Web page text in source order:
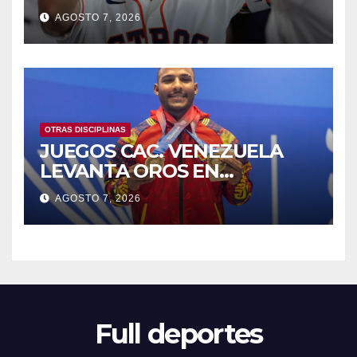
HISTÓRICAS
AGOSTO 7, 2026
OTRAS DISCIPLINAS
JUEGOS CAC. VENEZUELA
LEVANTA OROS EN
HALTEROFILIA Y TIRO
AGOSTO 7, 2026
Full deportes